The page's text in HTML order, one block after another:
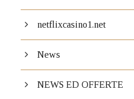
netflixcasino1.net
News
NEWS ED OFFERTE